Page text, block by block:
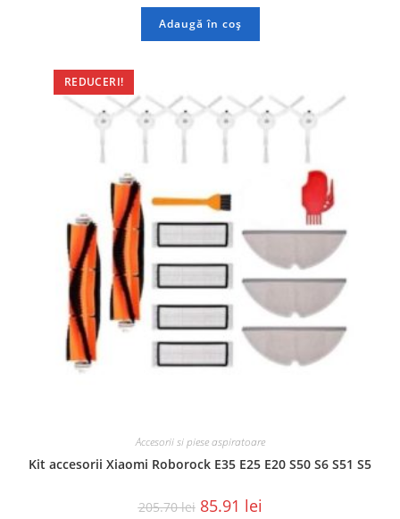
Adaugă în coș
REDUCERI!
Accesorii si piese aspiratoare
Kit accesorii Xiaomi Roborock E35 E25 E20 S50 S6 S51 S5
205.70lei 85.91 lei